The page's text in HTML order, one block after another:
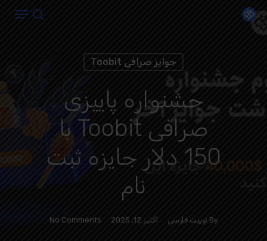
Skip
to
Menu
جوایز صرافی Toobit
جشنواره پاییزی
صرافی Toobit با
150 دلار جایزه ثبت
نام
By توبیت فارسی اکتبر 12, 2025 No Comments